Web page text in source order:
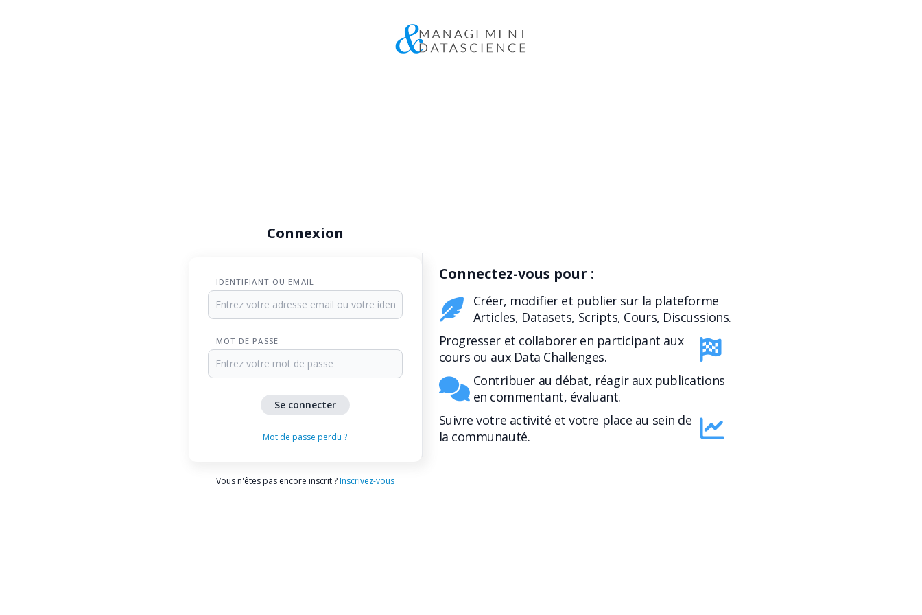
Connexion
IDENTIFIANT OU EMAIL
MOT DE PASSE
Mot de passe perdu ?
Vous n'êtes pas encore inscrit ? Inscrivez-vous
Connectez-vous pour :
Créer, modifier et publier sur la plateforme
Articles, Datasets, Scripts, Cours, Discussions.
Progresser et collaborer en participant aux
cours ou aux Data Challenges.
Contribuer au débat, réagir aux publications
en commentant, évaluant.
Suivre votre activité et votre place au sein de
la communauté.